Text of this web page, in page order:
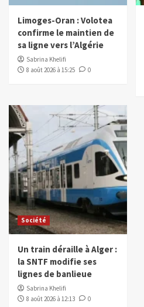
Limoges-Oran : Volotea
confirme le maintien de
sa ligne vers l’Algérie
Sabrina Khelifi
8 août 2026 à 15:25
0
Société
Un train déraille à Alger :
la SNTF modifie ses
lignes de banlieue
Sabrina Khelifi
8 août 2026 à 12:13
0